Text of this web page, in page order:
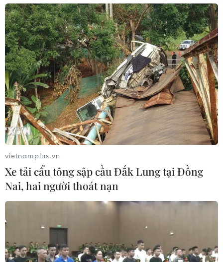
vietnamplus.vn
Xe tải cẩu tông sập cầu Đắk Lung tại Đồng
Nai, hai người thoát nạn